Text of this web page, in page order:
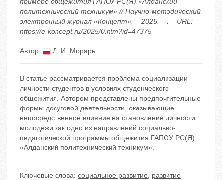
примере общежития ГАПОУ РС(Я) «Алданский
политехнический техникум» // Научно-методический
электронный журнал «Концепт». – 2025. – . – URL:
https://e-koncept.ru/2025/0.htm?id=47375
Автор: Л. И. Морарь
В статье рассматривается проблема социализации
личности студентов в условиях студенческого
общежития. Автором представлены предпочтительные
формы досуговой деятельности, оказывающие
непосредственное влияние на становление личности
молодежи как одно из направлений социально-
педагогической программы общежития ГАПОУ РС(Я)
«Алданский политехнический техникум».
Ключевые слова: социальное развитие, развитие